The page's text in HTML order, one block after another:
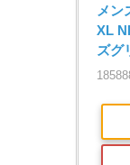
メン
XL
ズグ